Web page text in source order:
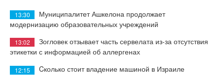
13:30
Муниципалитет Ашкелона продолжает
модернизацию образовательных учреждений
13:02
Зогловек отзывает часть сервелата из-за отсутствия
этикетки с информацией об аллергенах
12:15 Cколько стоит владение машиной в Израиле